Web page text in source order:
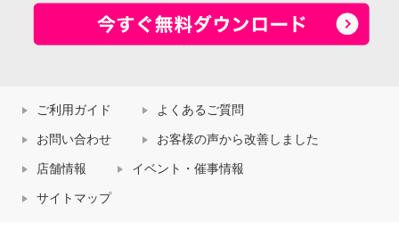
ご利用ガイド よくあるご質問
お問い合わせ お客様の声から改善しました
店舗情報 イベント・催事情報
サイトマップ